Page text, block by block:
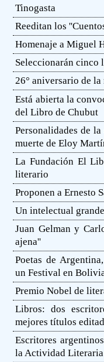
Tinogasta
Reeditan los
Homenaje a Miguel
Seleccionarán cinco
26° aniversario de
Está abierta la
del Libro de Chubut
Personalidades de
muerte de Eloy
La Fundación El
literario
Proponen a Ernesto
Un intelectual
Juan Gelman y
ajena''
Poetas de
un Festival en
Premio Nobel de
Libros: dos
mejores títulos
Escritores
la Actividad Literaria